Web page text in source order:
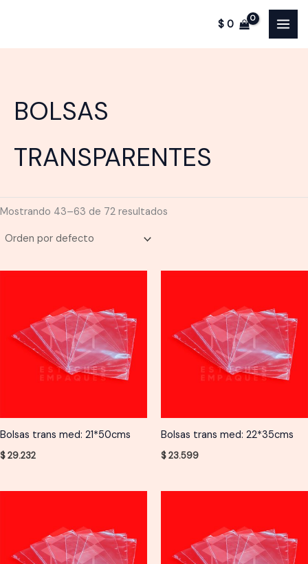
contenido
$0
BOLSAS
TRANSPARENTES
Mostrando 43–63 de 72 resultados
Bolsas trans med: 21*50cms
$29.232
Bolsas trans med: 22*35cms
$23.599